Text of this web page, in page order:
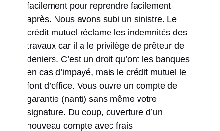
facilement pour reprendre facilement
après. Nous avons subi un sinistre. Le
crédit mutuel réclame les indemnités des
travaux car il a le privilège de prêteur de
deniers. C’est un droit qu’ont les banques
en cas d’impayé, mais le crédit mutuel le
font d’office. Vous ouvre un compte de
garantie (nanti) sans même votre
signature. Du coup, ouverture d’un
nouveau compte avec frais